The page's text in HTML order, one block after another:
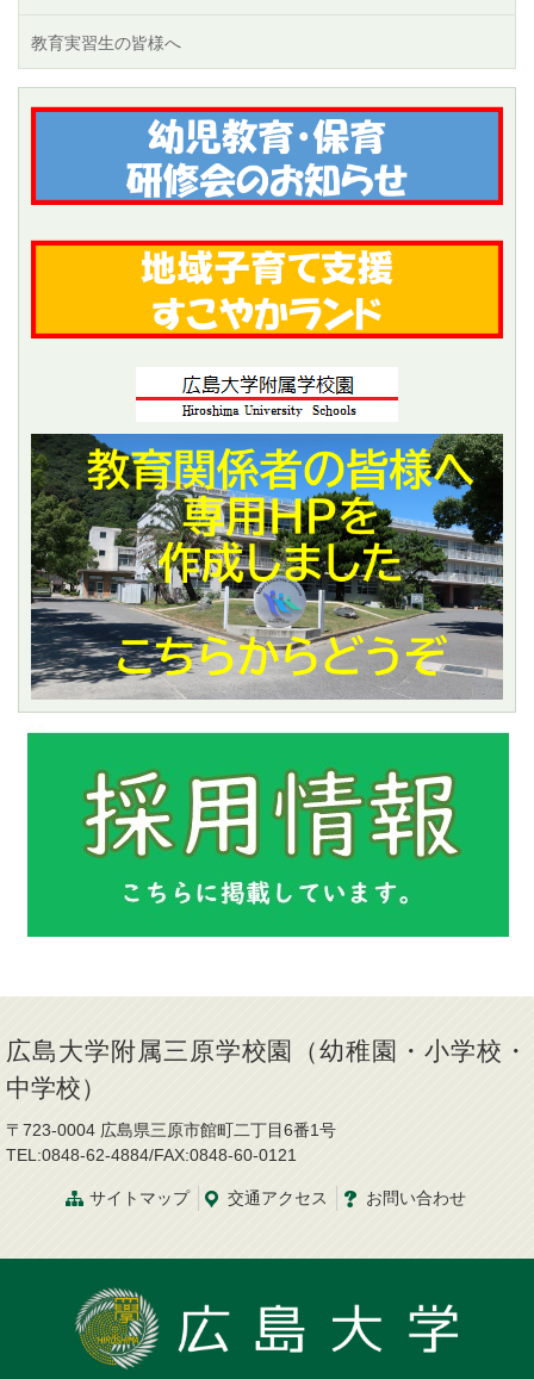
教育実習生の皆様へ
広島大学附属三原学校園（幼稚園・小学校・
中学校）
〒723-0004 広島県三原市館町二丁目6番1号
TEL:0848-62-4884/FAX:0848-60-0121
サイトマップ 交通アクセス お問い合わせ